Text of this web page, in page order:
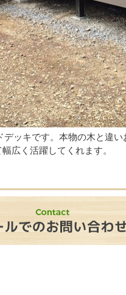
ッキです。本物の木と違
広く活躍してくれます。